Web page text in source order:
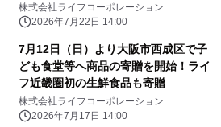
株式会社ライフコーポレーション
2026年7月22日 14:00
7月12日（日）より大阪市西成区で子
ども食堂等へ商品の寄贈を開始！ライ
フ近畿圏初の生鮮食品も寄贈
株式会社ライフコーポレーション
2026年7月17日 14:00